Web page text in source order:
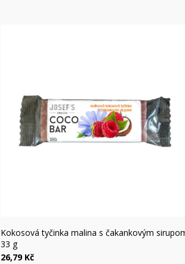
Rýchly náhľad
Kokosová tyčinka malina s čakankovým
33 g
26,79 Kč